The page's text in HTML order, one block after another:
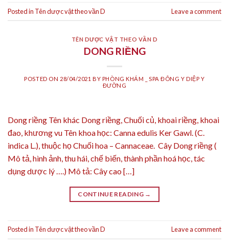
Posted in Tên dược vật theo vần D Leave a comment
TÊN DƯỢC VẬT THEO VẦN D
DONG RIỀNG
POSTED ON 28/04/2021 BY PHÒNG KHÁM _ SPA ĐÔNG Y DIỆP Y
ĐƯỜNG
Dong riềng Tên khác Dong riềng, Chuối củ, khoai riềng, khoai
đao, khương vu Tên khoa học: Canna edulis Ker Gawl. (C.
indica L.), thuộc họ Chuối hoa – Cannaceae. Cây Dong riềng (
Mô tả, hình ảnh, thu hái, chế biến, thành phần hoá học, tác
dụng dược lý ….) Mô tả: Cây cao […]
CONTINUE READING →
Posted in Tên dược vật theo vần D Leave a comment